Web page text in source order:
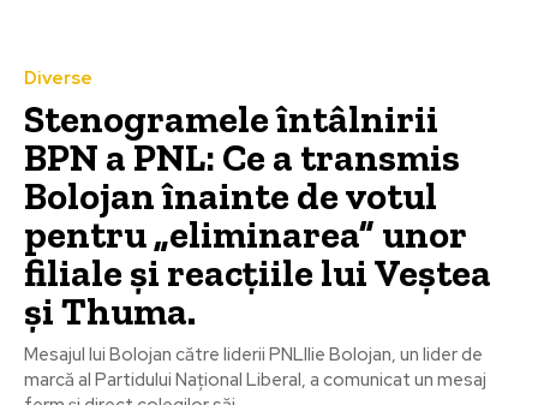
Diverse
Stenogramele întâlnirii
BPN a PNL: Ce a transmis
Bolojan înainte de votul
pentru „eliminarea” unor
filiale și reacțiile lui Veștea
și Thuma.
Mesajul lui Bolojan către liderii PNLIlie Bolojan, un lider de
marcă al Partidului Național Liberal, a comunicat un mesaj